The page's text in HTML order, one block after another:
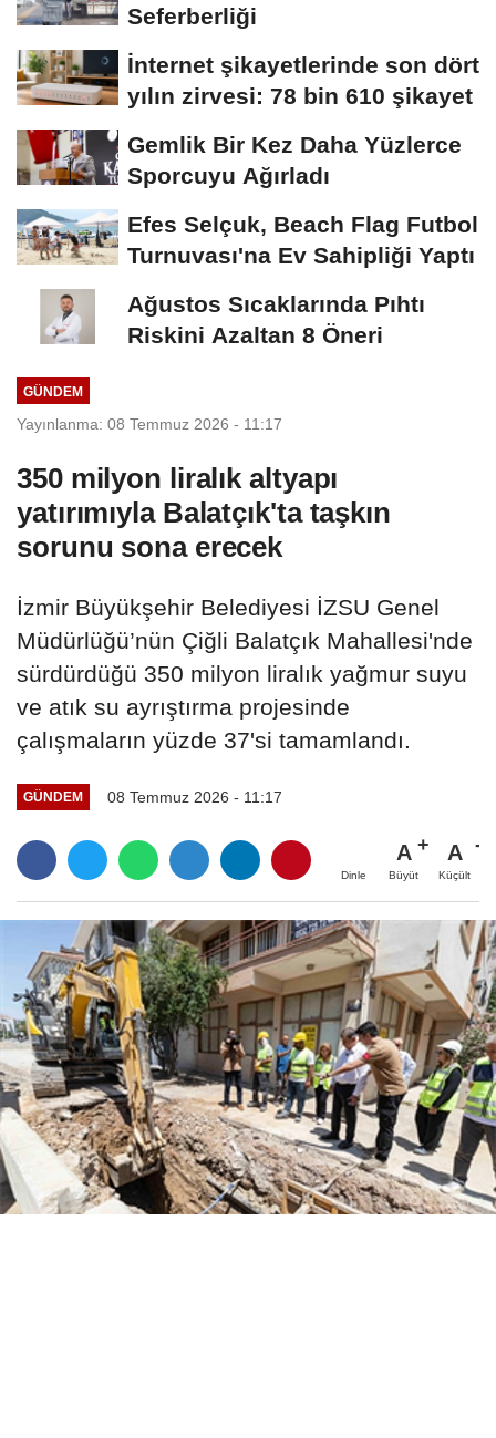
Seferberliği
İnternet şikayetlerinde son dört
yılın zirvesi: 78 bin 610 şikayet
Gemlik Bir Kez Daha Yüzlerce
Sporcuyu Ağırladı
Efes Selçuk, Beach Flag Futbol
Turnuvası'na Ev Sahipliği Yaptı
Ağustos Sıcaklarında Pıhtı
Riskini Azaltan 8 Öneri
GÜNDEM
Yayınlanma: 08 Temmuz 2026 - 11:17
350 milyon liralık altyapı
yatırımıyla Balatçık'ta taşkın
sorunu sona erecek
İzmir Büyükşehir Belediyesi İZSU Genel
Müdürlüğü’nün Çiğli Balatçık Mahallesi'nde
sürdürdüğü 350 milyon liralık yağmur suyu
ve atık su ayrıştırma projesinde
çalışmaların yüzde 37'si tamamlandı.
GÜNDEM 08 Temmuz 2026 - 11:17
Dinle
A
Büyüt
A
Küçült